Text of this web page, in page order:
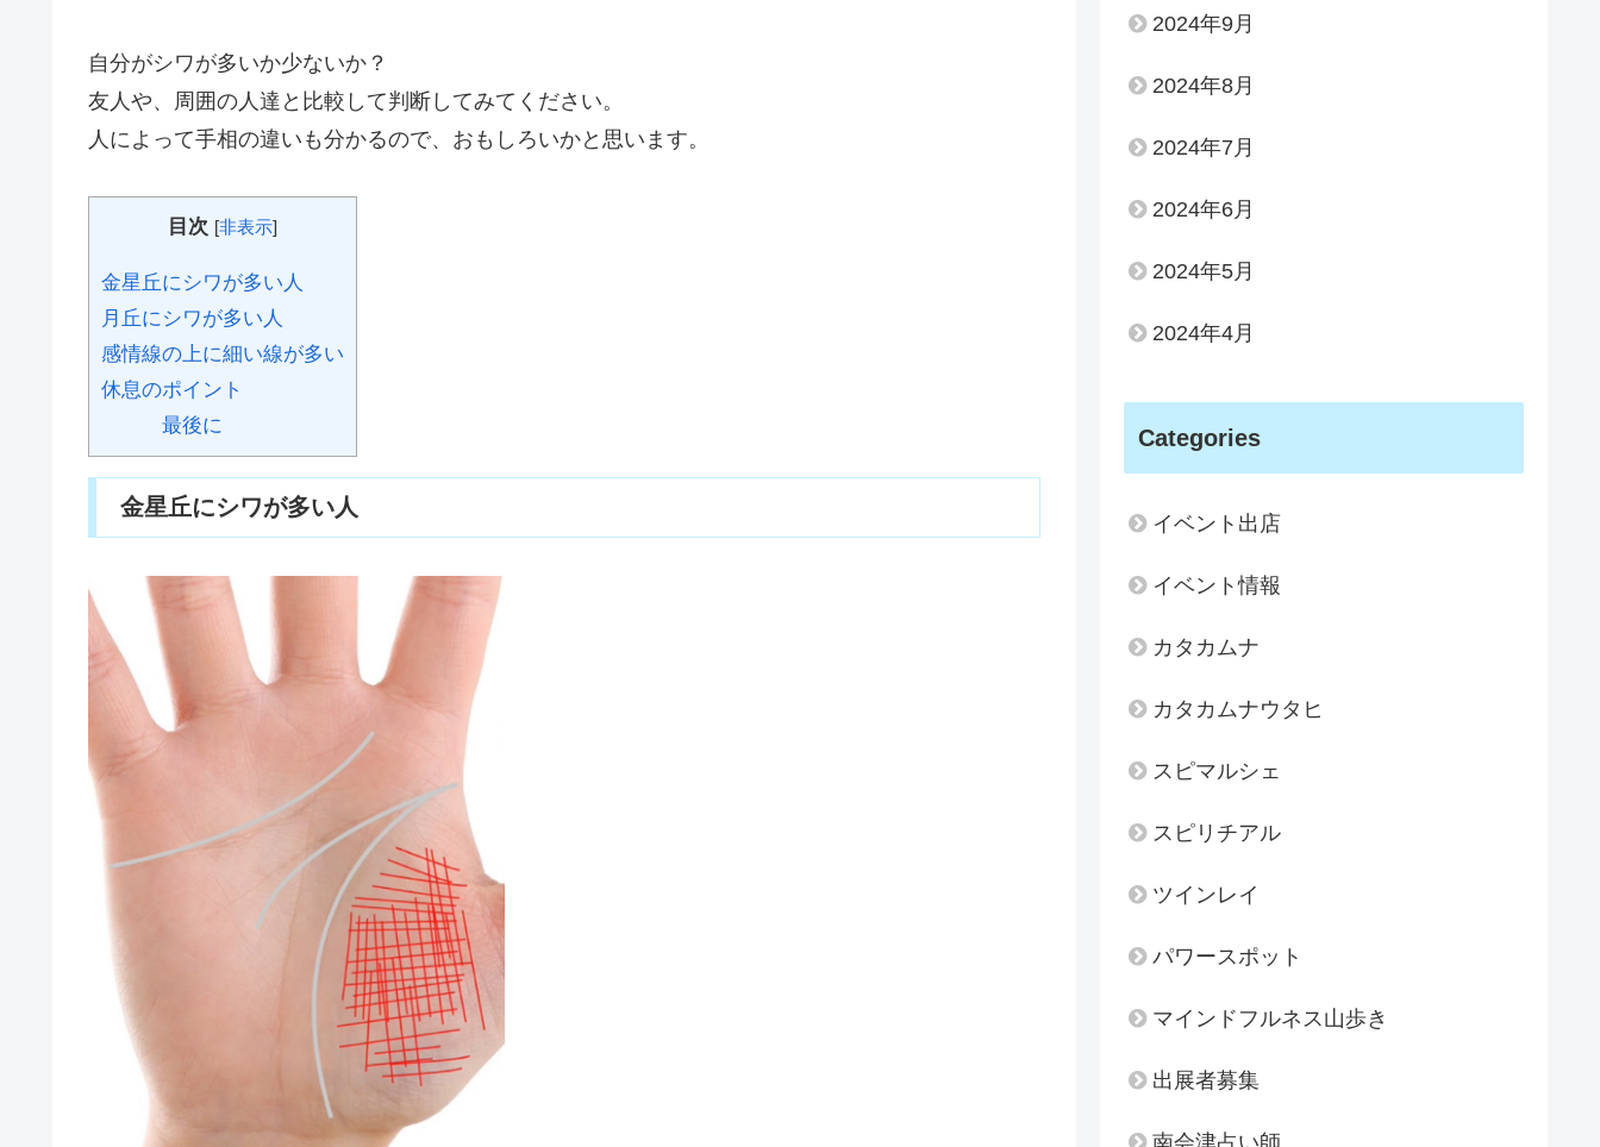
自分がシワが多いか少ないか？
友人や、周囲の人達と比較して判断してみてください。
人によって手相の違いも分かるので、おもしろいかと思います。
目次 [非表示]
金星丘にシワが多い人
月丘にシワが多い人
感情線の上に細い線が多い
休息のポイント
最後に
金星丘にシワが多い人
2024年9月
2024年8月
2024年7月
2024年6月
2024年5月
2024年4月
Categories
イベント出店
イベント情報
カタカムナ
カタカムナウタヒ
スピマルシェ
スピリチアル
ツインレイ
パワースポット
マインドフルネス山歩き
出展者募集